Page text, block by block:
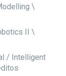
\
II \
/ Intelligent